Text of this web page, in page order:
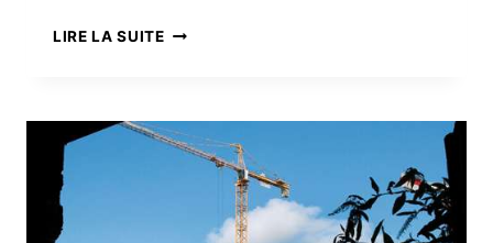
LIRE LA SUITERENNES